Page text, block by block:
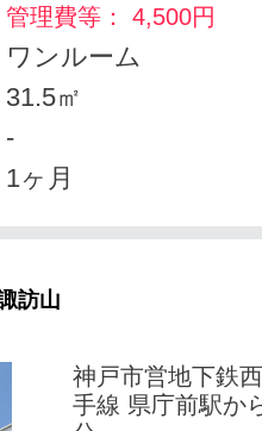
管理費等： 4,500円
ワンルーム
31.5㎡
-
1ヶ月
訪山
神戸市営地下鉄
手線 県庁前駅か